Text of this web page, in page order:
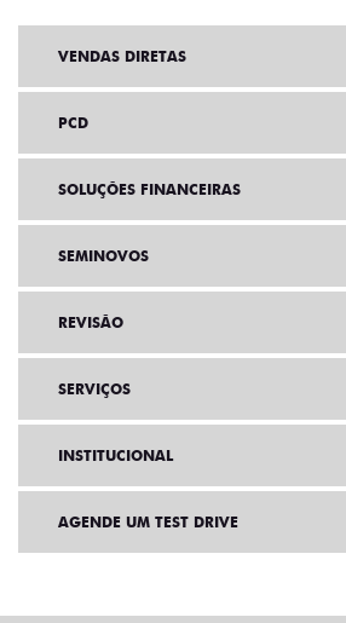
VENDAS DIRETAS
PCD
SOLUÇÕES FINANCEIRAS
SEMINOVOS
REVISÃO
SERVIÇOS
INSTITUCIONAL
AGENDE UM TEST DRIVE